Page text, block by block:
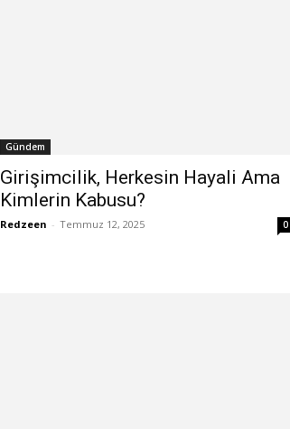
Gündem
Girişimcilik, Herkesin Hayali Ama
Kimlerin Kabusu?
Redzeen - Temmuz 12, 2025 0